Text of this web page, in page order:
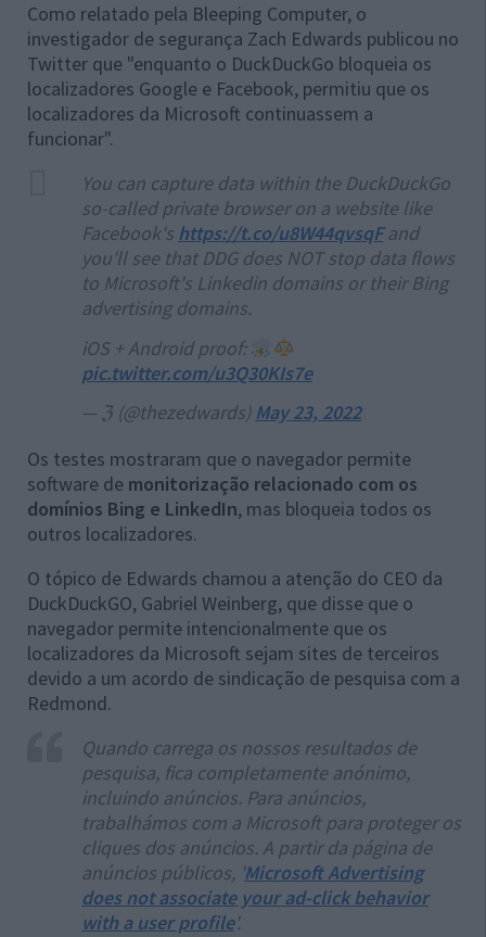
Como relatado pela Bleeping Computer, o
investigador de segurança Zach Edwards publicou no
Twitter que "enquanto o DuckDuckGo bloqueia os
localizadores Google e Facebook, permitiu que os
localizadores da Microsoft continuassem a
funcionar".
You can capture data within the DuckDuckGo
so-called private browser on a website like
Facebook's https://t.co/u8W44qvsqFand
you'll see that DDG does NOT stop data flows
to Microsoft's Linkedin domains or their Bing
advertising domains.
iOS + Android proof: ‍
pic.twitter.com/u3Q30KIs7e
— ℨ (@thezedwards) May 23, 2022
Os testes mostraram que o navegador permite
software de monitorização relacionado com os
domínios Bing e LinkedIn, mas bloqueia todos os
outros localizadores.
O tópico de Edwards chamou a atenção do CEO da
DuckDuckGO, Gabriel Weinberg, que disse que o
navegador permite intencionalmente que os
localizadores da Microsoft sejam sites de terceiros
devido a um acordo de sindicação de pesquisa com a
Redmond.
Quando carrega os nossos resultados de
pesquisa, fica completamente anónimo,
incluindo anúncios. Para anúncios,
trabalhámos com a Microsoft para proteger os
cliques dos anúncios. A partir da página de
anúncios públicos, ' Microsoft Advertising
does not associate your ad-click behavior
with a user profile'.